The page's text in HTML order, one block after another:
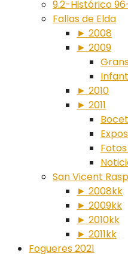
9.2-Histórico
Fallas de Elda
► 2008
► 2009
► 2010
► 2011
San Vicent
► 2008kk
► 2009kk
► 2010kk
► 2011kk
Fogueres 2021